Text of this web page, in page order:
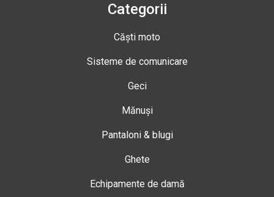
Categorii
Căști moto
Sisteme de comunicare
Geci
Mănuși
Pantaloni & blugi
Ghete
Echipamente de damă